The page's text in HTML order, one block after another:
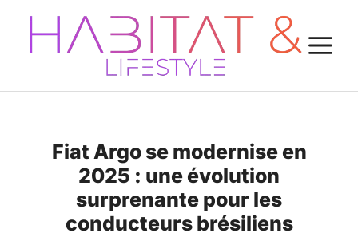
Aller
contenu
Fiat Argo se modernise en
2025 : une évolution
surprenante pour les
conducteurs brésiliens